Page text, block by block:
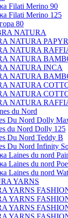
Filati Merino 90
Filati Merino 125
80
NATURA
NATURA
NATURA
NATURA
NATURA INCA
NATURA
NATURA
NATURA
NATURA
du Nord
Du Nord Dolly
du Nord Dolly 125
Du Nord Teddy B
Du Nord Infinity
Laines du nord
Laines du nord
Laines du nord
YARNS
YARNS
YARNS
YARNS
YARNS